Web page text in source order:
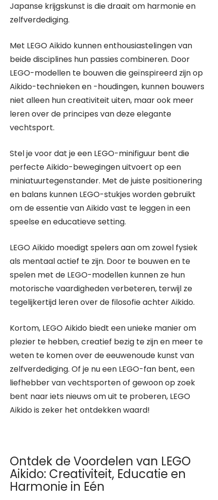
Japanse krijgskunst is die draait om harmonie en
zelfverdediging.
Met LEGO Aikido kunnen enthousiastelingen van
beide disciplines hun passies combineren. Door
LEGO-modellen te bouwen die geïnspireerd zijn op
Aikido-technieken en -houdingen, kunnen bouwers
niet alleen hun creativiteit uiten, maar ook meer
leren over de principes van deze elegante
vechtsport.
Stel je voor dat je een LEGO-minifiguur bent die
perfecte Aikido-bewegingen uitvoert op een
miniatuurtegenstander. Met de juiste positionering
en balans kunnen LEGO-stukjes worden gebruikt
om de essentie van Aikido vast te leggen in een
speelse en educatieve setting.
LEGO Aikido moedigt spelers aan om zowel fysiek
als mentaal actief te zijn. Door te bouwen en te
spelen met de LEGO-modellen kunnen ze hun
motorische vaardigheden verbeteren, terwijl ze
tegelijkertijd leren over de filosofie achter Aikido.
Kortom, LEGO Aikido biedt een unieke manier om
plezier te hebben, creatief bezig te zijn en meer te
weten te komen over de eeuwenoude kunst van
zelfverdediging. Of je nu een LEGO-fan bent, een
liefhebber van vechtsporten of gewoon op zoek
bent naar iets nieuws om uit te proberen, LEGO
Aikido is zeker het ontdekken waard!
Ontdek de Voordelen van LEGO
Aikido: Creativiteit, Educatie en
Harmonie in Eén